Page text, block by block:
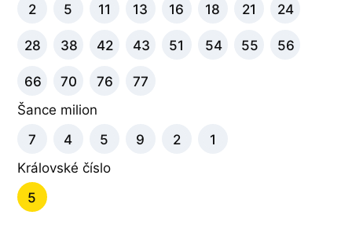
2 5 11 13 16 18 21 24
28 38 42 43 51 54 55 56
66 70 76
77
Šance milion
7
4 5 9 2
1
Královské číslo
5